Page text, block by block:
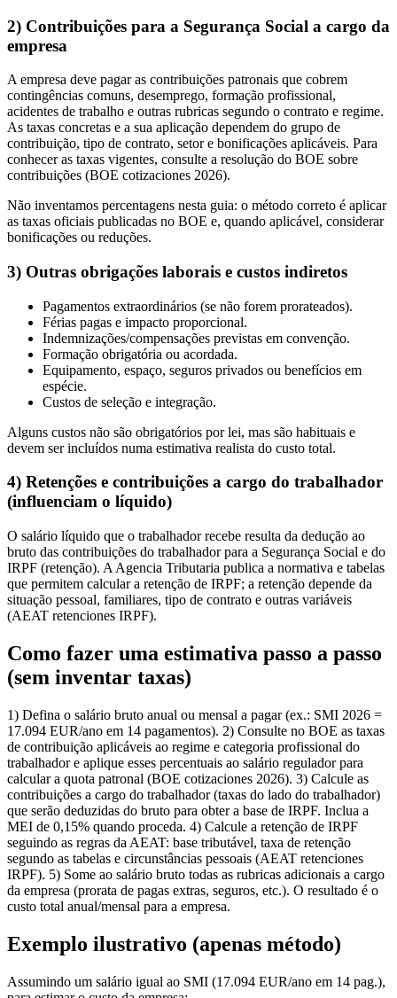
2) Contribuições para a Segurança Social a cargo da
empresa
A empresa deve pagar as contribuições patronais que cobrem
contingências comuns, desemprego, formação profissional,
acidentes de trabalho e outras rubricas segundo o contrato e regime.
As taxas concretas e a sua aplicação dependem do grupo de
contribuição, tipo de contrato, setor e bonificações aplicáveis. Para
conhecer as taxas vigentes, consulte a resolução do BOE sobre
contribuições (BOE cotizaciones 2026).
Não inventamos percentagens nesta guia: o método correto é aplicar
as taxas oficiais publicadas no BOE e, quando aplicável, considerar
bonificações ou reduções.
3) Outras obrigações laborais e custos indiretos
Pagamentos extraordinários (se não forem prorateados).
Férias pagas e impacto proporcional.
Indemnizações/compensações previstas em convenção.
Formação obrigatória ou acordada.
Equipamento, espaço, seguros privados ou benefícios em
espécie.
Custos de seleção e integração.
Alguns custos não são obrigatórios por lei, mas são habituais e
devem ser incluídos numa estimativa realista do custo total.
4) Retenções e contribuições a cargo do trabalhador
(influenciam o líquido)
O salário líquido que o trabalhador recebe resulta da dedução ao
bruto das contribuições do trabalhador para a Segurança Social e do
IRPF (retenção). A Agencia Tributaria publica a normativa e tabelas
que permitem calcular a retenção de IRPF; a retenção depende da
situação pessoal, familiares, tipo de contrato e outras variáveis
(AEAT retenciones IRPF).
Como fazer uma estimativa passo a passo
(sem inventar taxas)
1) Defina o salário bruto anual ou mensal a pagar (ex.: SMI 2026 =
17.094 EUR/ano em 14 pagamentos). 2) Consulte no BOE as taxas
de contribuição aplicáveis ao regime e categoria profissional do
trabalhador e aplique esses percentuais ao salário regulador para
calcular a quota patronal (BOE cotizaciones 2026). 3) Calcule as
contribuições a cargo do trabalhador (taxas do lado do trabalhador)
que serão deduzidas do bruto para obter a base de IRPF. Inclua a
MEI de 0,15% quando proceda. 4) Calcule a retenção de IRPF
seguindo as regras da AEAT: base tributável, taxa de retenção
segundo as tabelas e circunstâncias pessoais (AEAT retenciones
IRPF). 5) Some ao salário bruto todas as rubricas adicionais a cargo
da empresa (prorata de pagas extras, seguros, etc.). O resultado é o
custo total anual/mensal para a empresa.
Exemplo ilustrativo (apenas método)
Assumindo um salário igual ao SMI (17.094 EUR/ano em 14 pag.),